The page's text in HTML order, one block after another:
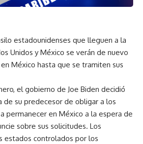
estadounidenses que lleguen a la
Unidos y México se verán de nuevo
México hasta que se tramiten sus
el gobierno de Joe Biden decidió
de su predecesor de obligar a los
permanecer en México a la espera de
sobre sus solicitudes. Los
estados controlados por los